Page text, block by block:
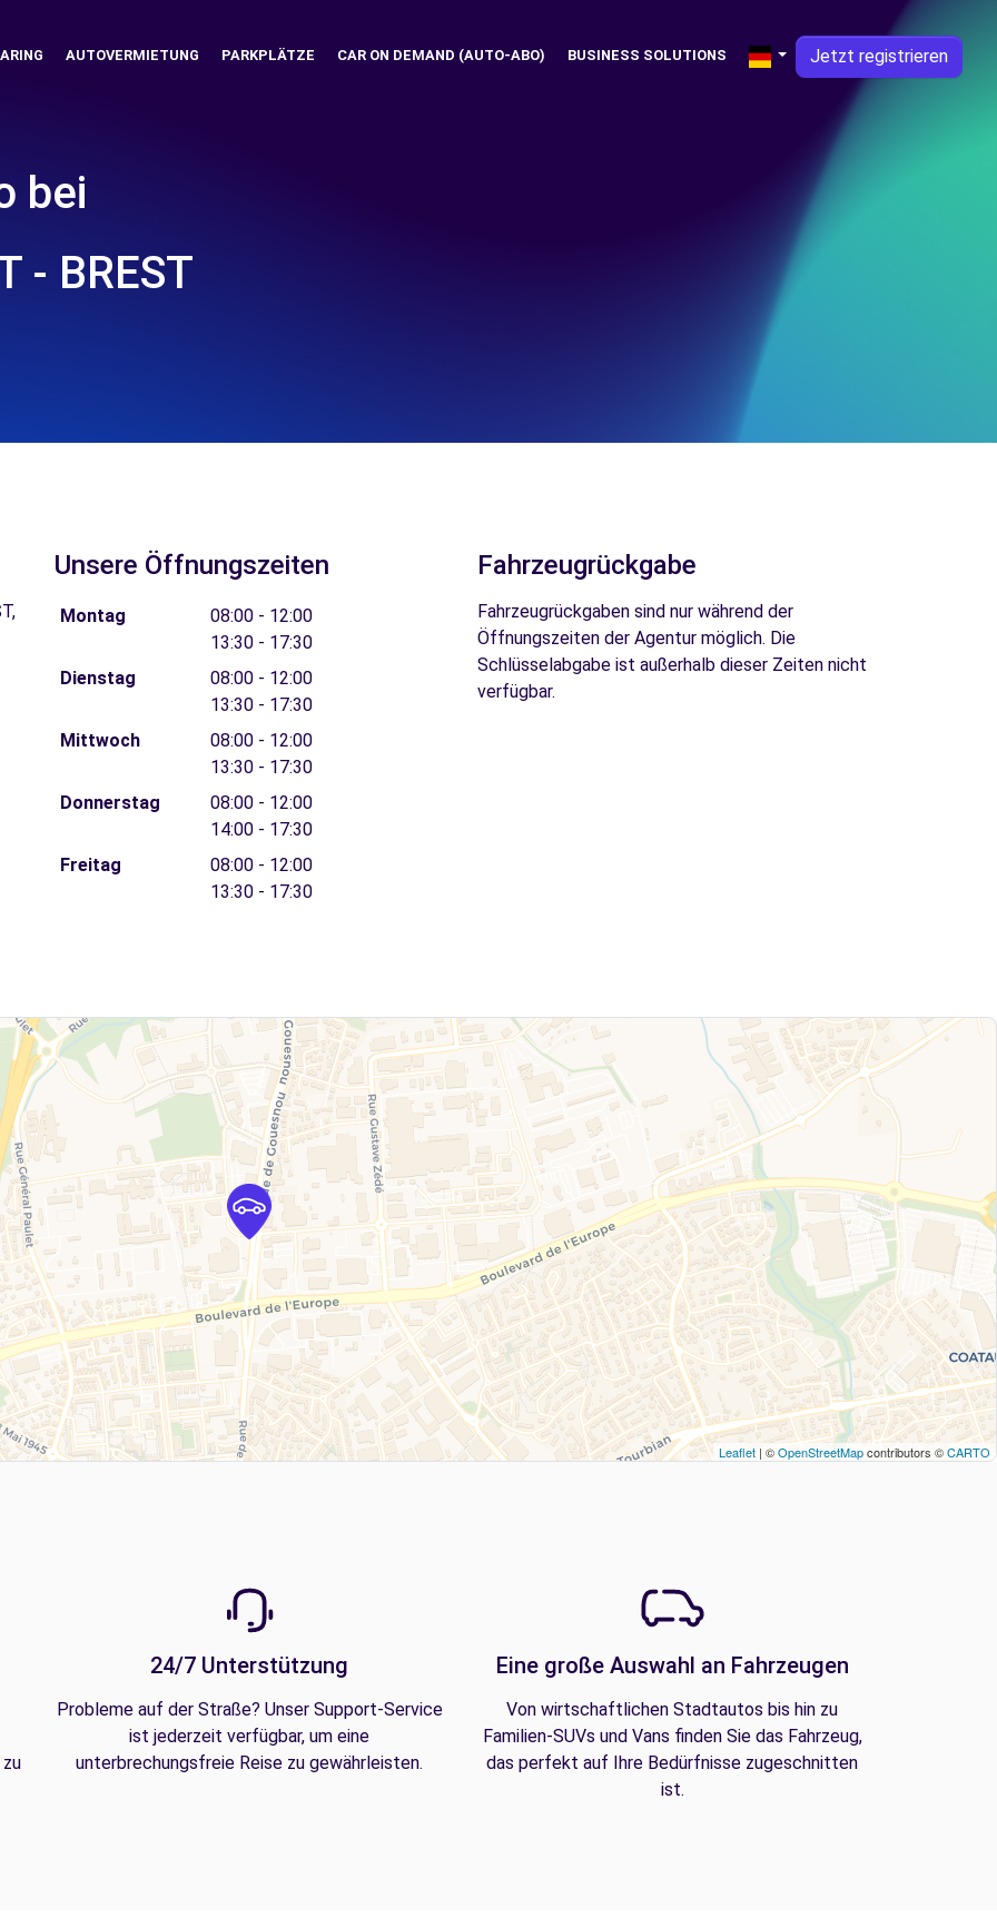
AUTOVERMIETUNG PARKPLÄTZE CAR ON DEMAND (AUTO-ABO) BUSINESS SOLUTIONS Jetzt registrieren
bei
- BREST
Unsere Öffnungszeiten
Montag
08:00 - 12:00
13:30 - 17:30
Dienstag
08:00 - 12:00
13:30 - 17:30
Mittwoch
08:00 - 12:00
13:30 - 17:30
Donnerstag
08:00 - 12:00
14:00 - 17:30
Freitag
08:00 - 12:00
13:30 - 17:30
Fahrzeugrückgabe
Fahrzeugrückgaben sind nur während der
Öffnungszeiten der Agentur möglich. Die
Schlüsselabgabe ist außerhalb dieser Zeiten nicht
verfügbar.
Leaflet | ©OpenStreetMapcontributors ©CARTO
24/7 Unterstützung
Probleme auf der Straße? Unser Support-Service
ist jederzeit verfügbar, um eine
unterbrechungsfreie Reise zu gewährleisten.
Eine große Auswahl an Fahrzeugen
Von wirtschaftlichen Stadtautos bis hin zu
Familien-SUVs und Vans finden Sie das Fahrzeug,
das perfekt auf Ihre Bedürfnisse zugeschnitten
ist.